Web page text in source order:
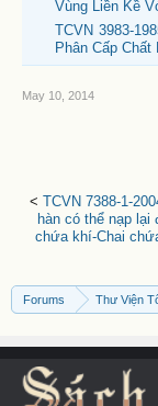
Vùng Liền Kề
TCVN 3983-
Phân Cấp
May 10, 2014
< TCVN 7388-1-
hàn có thể nạp
chứa khí-Chai
Forums Thư Viện